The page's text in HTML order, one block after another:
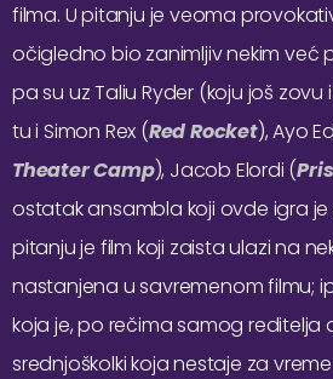
filma. U pitanju je veoma
očigledno bio zanimljiv nekim već
pa su uz Taliu Ryder (koju još zovu
tu i Simon Rex (Red Rocket), Ayo
Theater Camp), Jacob Elordi (
ostatak ansambla koji ovde igra je
pitanju je film koji zaista ulazi na
nastanjena u savremenom filmu;
koja je, po rečima samog reditelja
srednjoškolki koja nestaje za vreme